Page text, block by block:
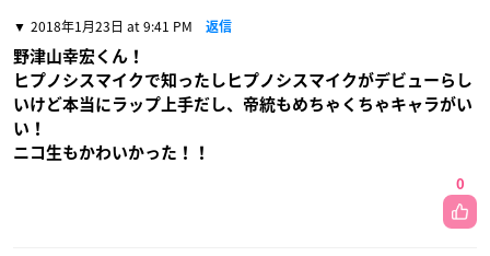
2018年1月23日 at 9:41 PM 返信
野津山幸宏くん！
ヒプノシスマイクで知ったしヒプノシスマイクがデビューらし
いけど本当にラップ上手だし、帝統もめちゃくちゃキャラがい
い！
ニコ生もかわいかった！！
0